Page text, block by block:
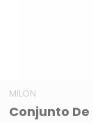
MILON
Conjunto